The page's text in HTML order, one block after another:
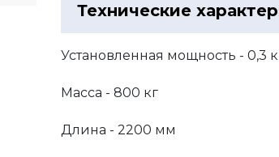
Технические
Установленная мощность - 0,3
Масса - 800 кг
Длина - 2200 мм